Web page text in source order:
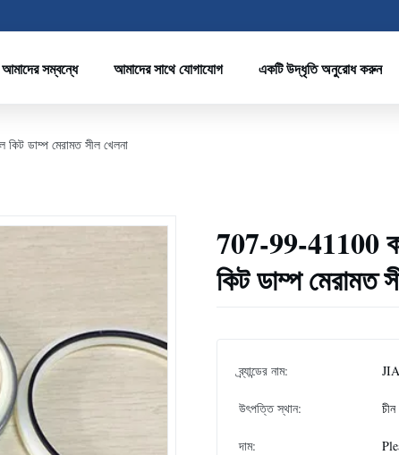
আমাদের সম্বন্ধে আমাদের সাথে যোগাযোগ একটি উদ্ধৃতি অনুরোধ করুন
ডাম্প মেরামত সীল খেলনা
707-99-41100
কিট ডাম্প মেরামত
ব্র্যান্ডের নাম:
উৎপত্তি স্থান: চীন
দাম: